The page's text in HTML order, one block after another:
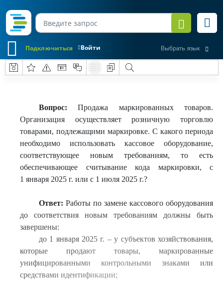
Войти
Подключиться Выбрать язык
Вопрос: Продажа маркированных товаров.
Организация осуществляет розничную торговлю
товарами, подлежащими маркировке. С какого периода
необходимо использовать кассовое оборудование,
соответствующее новым требованиям, то есть
обеспечивающее считывание кода маркировки, с
1 января 2025 г. или с 1 июля 2025 г.?
Ответ: Работы по замене кассового оборудования
до соответствия новым требованиям должны быть
завершены:
до 1 января 2025 г. – у субъектов хозяйствования,
которые продают товары, маркированные
унифицированными контрольными знаками или
средствами идентификации;